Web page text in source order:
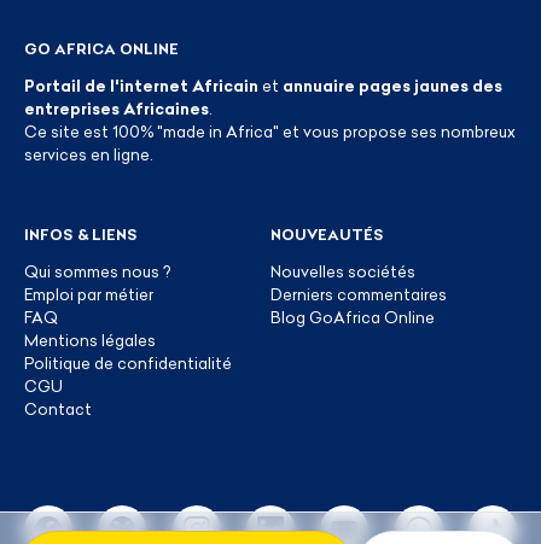
GO AFRICA ONLINE
Portail de l'internet Africain et annuaire pages jaunes des
entreprises Africaines
Ce site est 100% "made in Africa" et vous propose ses nombreux
services en ligne.
INFOS & LIENS
Qui sommes nous ?
Emploi par métier
FAQ
Mentions légales
Politique de confidentialité
CGU
Contact
NOUVEAUTÉS
Nouvelles sociétés
Derniers commentaires
Blog GoAfrica Online